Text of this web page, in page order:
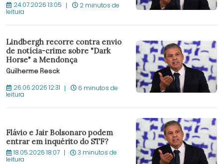
24.07.2026 13:05 2 minutos de
leitura
Lindbergh recorre contra envio
de notícia-crime sobre "Dark
Horse" a Mendonça
Guilherme Resck
26.06.2026 12:31 6 minutos de
leitura
Flávio e Jair Bolsonaro podem
entrar em inquérito do STF?
18.05.2026 18:07 3 minutos de
leitura